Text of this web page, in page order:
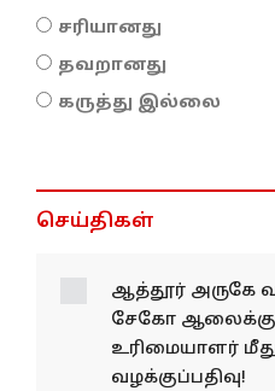
சரியானது
தவறானது
கருத்து இல்லை
செய்திகள்
ஆத்தூர்
சீல்
மீது